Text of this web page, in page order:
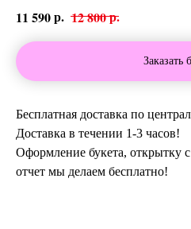
11 590р. 12 800р.
Заказать
Бесплатная доставка по
Доставка в течении 1-3 часов!
Оформление букета, открытку
отчет мы делаем бесплатно!